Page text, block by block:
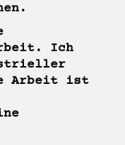
Ich
Arbeit ist